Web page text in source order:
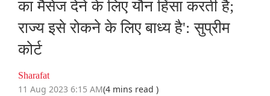
का मैसेज देने के लिए यौन हिंसा करती है;
राज्य इसे रोकने के लिए बाध्य है': सुप्रीम
कोर्ट
Sharafat
11 Aug 2023 6:15 AM(4 mins read )